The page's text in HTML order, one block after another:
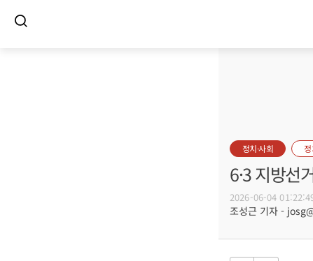
정치·사회
6·3 지방선
2026-06-04
조성근 기자 -